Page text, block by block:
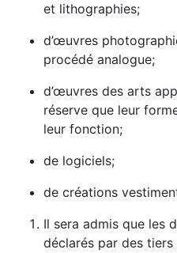
et lithographies;
d’œuvres
procédé analogue;
d’œuvres des arts
réserve que leur
leur fonction;
de logiciels;
de créations
Il sera admis que les
déclarés par des